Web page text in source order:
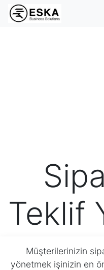
Teklif
Müşterilerinizin
yönetmek işinizin en